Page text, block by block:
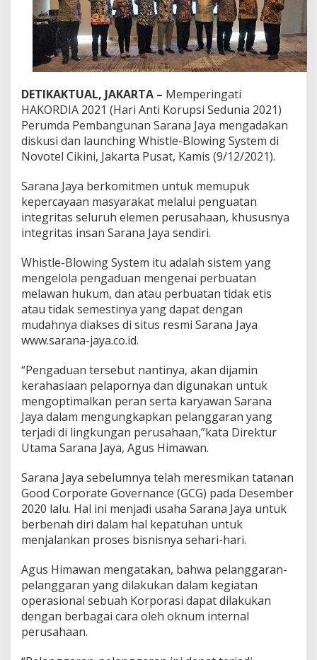
a
n
S
a
r
a
a
J
a
y
a
L
n
c
u
r
k
n
W
h
i
s
t
e
B
l
o
i
n
g
y
t
e
m
DETIKAKTUAL, JAKARTA – Memperingati
HAKORDIA 2021 (Hari Anti Korupsi Sedunia 2021)
Perumda Pembangunan Sarana Jaya mengadakan
diskusi dan launching Whistle-Blowing System di
Novotel Cikini, Jakarta Pusat, Kamis (9/12/2021).
Sarana Jaya berkomitmen untuk memupuk
kepercayaan masyarakat melalui penguatan
integritas seluruh elemen perusahaan, khususnya
integritas insan Sarana Jaya sendiri.
Whistle-Blowing System itu adalah sistem yang
mengelola pengaduan mengenai perbuatan
melawan hukum, dan atau perbuatan tidak etis
atau tidak semestinya yang dapat dengan
mudahnya diakses di situs resmi Sarana Jaya
www.sarana-jaya.co.id.
“Pengaduan tersebut nantinya, akan dijamin
kerahasiaan pelapornya dan digunakan untuk
mengoptimalkan peran serta karyawan Sarana
Jaya dalam mengungkapkan pelanggaran yang
terjadi di lingkungan perusahaan,”kata Direktur
Utama Sarana Jaya, Agus Himawan.
Sarana Jaya sebelumnya telah meresmikan tatanan
Good Corporate Governance (GCG) pada Desember
2020 lalu. Hal ini menjadi usaha Sarana Jaya untuk
berbenah diri dalam hal kepatuhan untuk
menjalankan proses bisnisnya sehari-hari.
Agus Himawan mengatakan, bahwa pelanggaran-
pelanggaran yang dilakukan dalam kegiatan
operasional sebuah Korporasi dapat dilakukan
dengan berbagai cara oleh oknum internal
perusahaan.